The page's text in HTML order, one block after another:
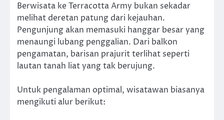
Berwisata ke Terracotta Army bukan sekadar
melihat deretan patung dari kejauhan.
Pengunjung akan memasuki hanggar besar yang
menaungi lubang penggalian. Dari balkon
pengamatan, barisan prajurit terlihat seperti
lautan tanah liat yang tak berujung.
Untuk pengalaman optimal, wisatawan biasanya
mengikuti alur berikut: